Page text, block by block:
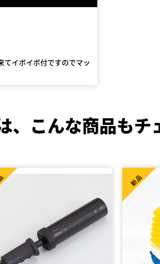
イボイボ付ですのでマッ
こんな商品もチ
新品